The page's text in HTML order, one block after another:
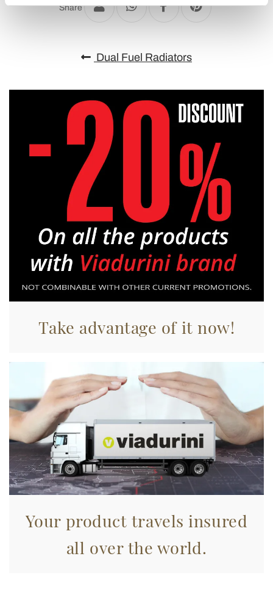
(impronte digitali).
modificare o ritirare il tuo consenso in qualsiasi momento
Utilizziamo i cookie per personalizzare contenuti ed
annunci, per fornire funzionalità dei social media e per
analizzare il nostro traffico. Condividiamo inoltre
informazioni sul modo in cui utilizza il nostro sito con i
nostri partner che si occupano di analisi dei dati web,
pubblicità e social media, i quali potrebbero combinarle
con altre informazioni che ha fornito loro o che hanno
raccolto dal suo utilizzo dei loro servizi.
Share
Dual Fuel Radiators
Take advantage of it now!
Your product travels insured
all over the world.